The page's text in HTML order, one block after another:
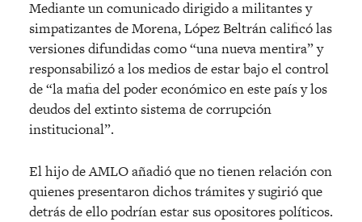
Mediante un comunicado dirigido a militantes y
simpatizantes de Morena, López Beltrán calificó las
versiones difundidas como “una nueva mentira” y
responsabilizó a los medios de estar bajo el control
de “la mafia del poder económico en este país y los
deudos del extinto sistema de corrupción
institucional”.
El hijo de AMLO añadió que no tienen relación con
quienes presentaron dichos trámites y sugirió que
detrás de ello podrían estar sus opositores políticos.